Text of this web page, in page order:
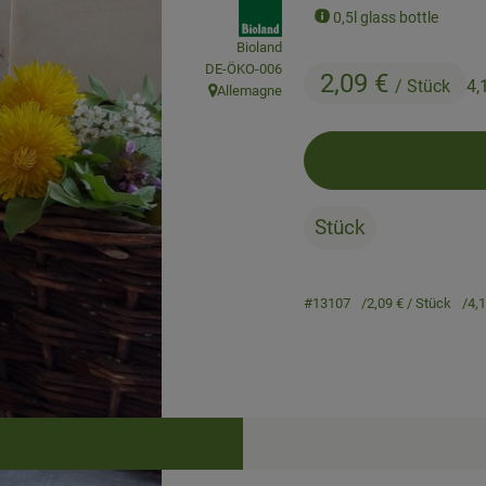
0,5l glass bottle
2,09 € / Stück
Bioland
, certification authority:
DE-ÖKO-006
, origin:
Allemagne
Stück
#13107 2,09 € / Stück
Recipes